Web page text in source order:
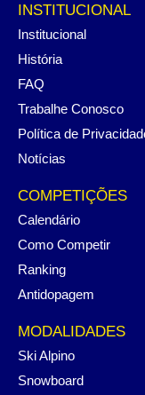
INSTITUCIONAL
Institucional
História
FAQ
Trabalhe Conosco
Política de
Notícias
COMPETIÇÕES
Calendário
Como Competir
Ranking
Antidopagem
MODALIDADES
Ski Alpino
Snowboard